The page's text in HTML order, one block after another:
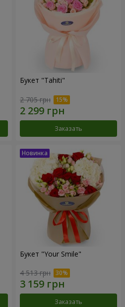
Букет "Tahiti"
2 705 грн
Заказать
Букет "Your Smile"
4 513 грн
Заказать